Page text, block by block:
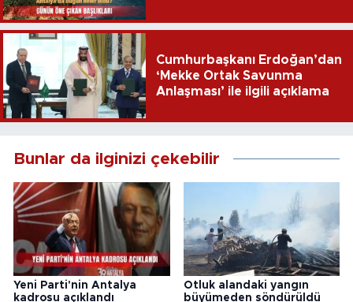
Cumhurbaşkanı Erdoğan’dan
‘Mekke Ortak Savunma
Anlaşması’ ile ilgili açıklama
Bunlar da ilginizi çekebilir
Yeni Parti'nin Antalya
kadrosu açıklandı
Otluk alandaki yangın
büyümeden söndürüldü